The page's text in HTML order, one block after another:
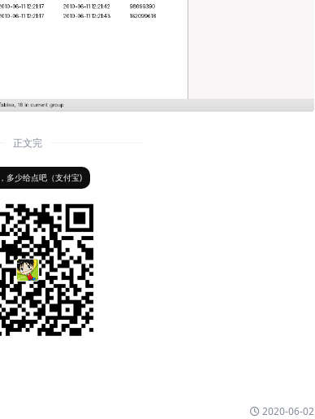
正文完
多少给点吧（支付宝)
2020-06-02